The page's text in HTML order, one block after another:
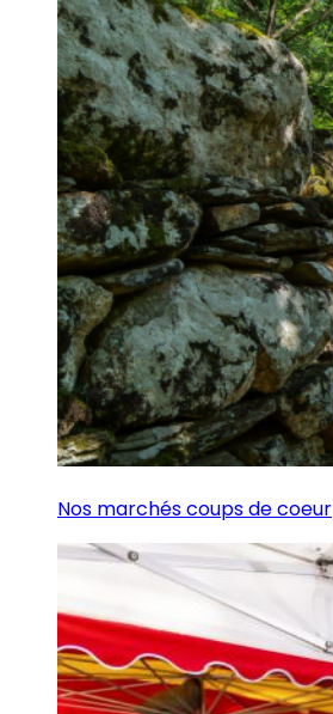
Nos marchés coups de coeur